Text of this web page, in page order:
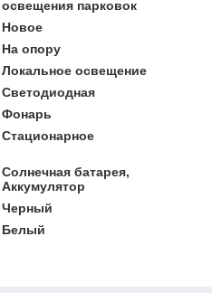
освещения парковок
Новое
На опору
Локальное освещение
Светодиодная
Фонарь
Стационарное
Солнечная батарея,
Аккумулятор
Черный
Белый